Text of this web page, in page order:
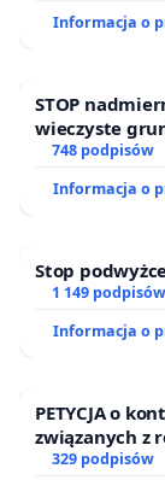
Informacja o
STOP
wieczyste
ogrody
748 podpisów
Informacja o
Stop
1 149 podpisów
Informacja o
PETYCJA o
związanych z
329 podpisów